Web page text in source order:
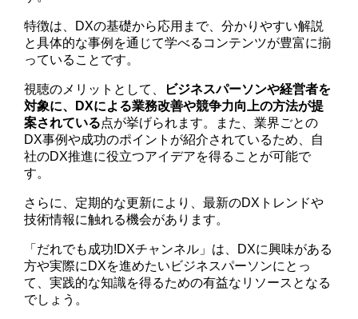
特徴は、DXの基礎から応用まで、分かりやすい解説
と具体的な事例を通じて学べるコンテンツが豊富に揃
っていることです。
視聴のメリットとして、
ビジネスパーソンや経営者を
対象に、DXによる業務改善や競争力向上の方法が提
案されている点が挙げられます。また、業界ごとの
DX事例や成功のポイントが紹介されているため、自
社のDX推進に役立つアイデアを得ることが可能で
す。
さらに、定期的な更新により、最新のDXトレンドや
技術情報に触れる機会があります。
「だれでも成功!DXチャンネル」は、DXに興味がある
方や実際にDXを進めたいビジネスパーソンにとっ
て、実践的な知識を得るための有益なリソースとなる
でしょう。